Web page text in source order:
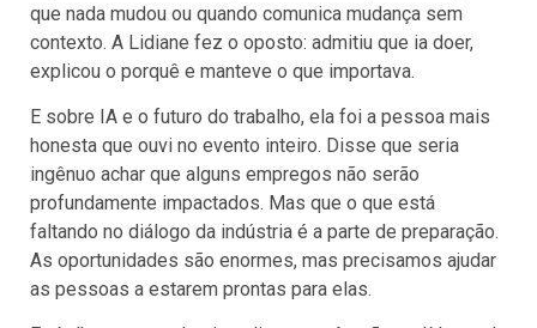
que nada mudou ou quando comunica mudança sem
contexto. A Lidiane fez o oposto: admitiu que ia doer,
explicou o porquê e manteve o que importava.
E sobre IA e o futuro do trabalho, ela foi a pessoa mais
honesta que ouvi no evento inteiro. Disse que seria
ingênuo achar que alguns empregos não serão
profundamente impactados. Mas que o que está
faltando no diálogo da indústria é a parte de preparação.
As oportunidades são enormes, mas precisamos ajudar
as pessoas a estarem prontas para elas.